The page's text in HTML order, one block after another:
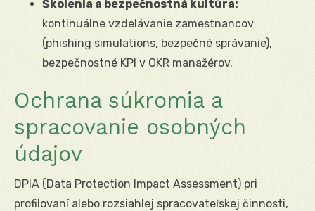
Školenia a bezpečnostná kultúra:
kontinuálne vzdelávanie zamestnancov
(phishing simulations, bezpečné správanie),
bezpečnostné KPI v OKR manažérov.
Ochrana súkromia a
spracovanie osobných
údajov
DPIA (Data Protection Impact Assessment) pri
profilovaní alebo rozsiahlej spracovateľskej činnosti,